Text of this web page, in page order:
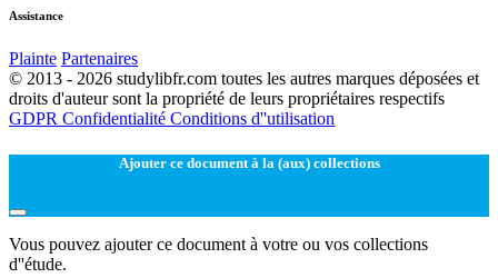
Assistance
Plainte Partenaires
© 2013 - 2026 studylibfr.com toutes les autres marques déposées et
droits d'auteur sont la propriété de leurs propriétaires respectifs
GDPR Confidentialité Conditions d''utilisation
Ajouter ce document à la (aux) collections
Vous pouvez ajouter ce document à votre ou vos collections
d''étude.